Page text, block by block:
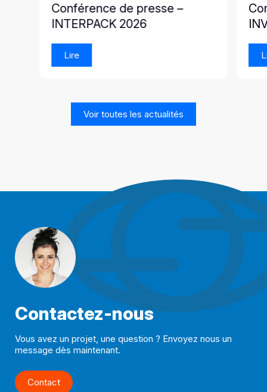
Conférence de presse –
INTERPACK 2026
Lire
Voir toutes les actualités
Contactez-nous
Vous avez un projet, une question ? Envoyez nous un
message dès maintenant.
Contact